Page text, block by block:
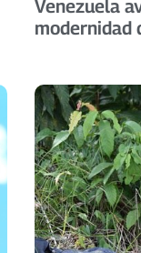
Venezuela
modernidad